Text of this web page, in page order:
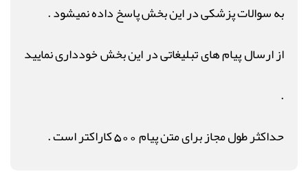
به سوالات پزشکی در این بخش پاسخ داده نمیشود .
از ارسال پیام های تبلیغاتی در این بخش خودداری نمایید
.
حداکثر طول مجاز برای متن پیام 500 کاراکتر است .